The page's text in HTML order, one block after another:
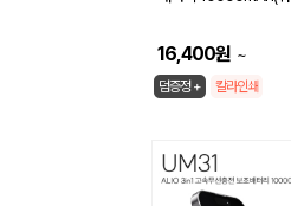
16,400원 ~
덤증정 + 칼라인쇄